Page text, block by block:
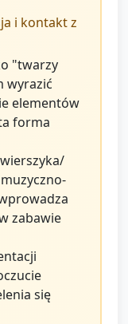
i kontakt z
"twarzy
wyrazić
elementów
forma
zabawie
się